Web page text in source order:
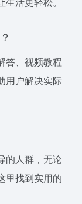
答、视频教程
用户解决实际
的人群，无论
里找到实用的